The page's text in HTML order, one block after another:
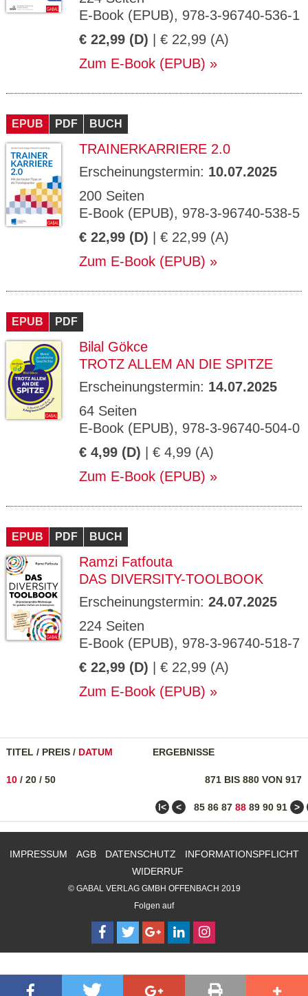
E-Book (EPUB), 978-3-96740-536-1
€ 22,99 (D) | € 22,99 (A)
Zum E-Book (EPUB)
EPUB PDF BUCH
TRAINERKARRIERE 2.0
Erscheinungstermin: 10.07.2025
200 Seiten
E-Book (EPUB), 978-3-96740-538-5
€ 22,99 (D) | € 22,99 (A)
Zum E-Book (EPUB)
EPUB PDF
Bilal Gökce
TROTZ ALLEM AN DIE SPITZE
Erscheinungstermin: 14.07.2025
64 Seiten
E-Book (EPUB), 978-3-96740-504-0
€ 4,99 (D) | € 4,99 (A)
Zum E-Book (EPUB)
EPUB PDF BUCH
Ramzi Fatfouta
DAS DIVERSITY-TOOLBOOK
Erscheinungstermin: 24.07.2025
224 Seiten
E-Book (EPUB), 978-3-96740-518-7
€ 22,99 (D) | € 22,99 (A)
Zum E-Book (EPUB)
TITEL / PREIS / DATUM ERGEBNISSE
871 BIS 880 VON 917
10 / 20 / 50
ǀ< < 85 86 87 88 89 90 91 >
IMPRESSUM AGB DATENSCHUTZ
INFORMATIONSPFLICHT
WIDERRUF
© GABAL VERLAG GMBH OFFENBACH 2019
Folgen auf